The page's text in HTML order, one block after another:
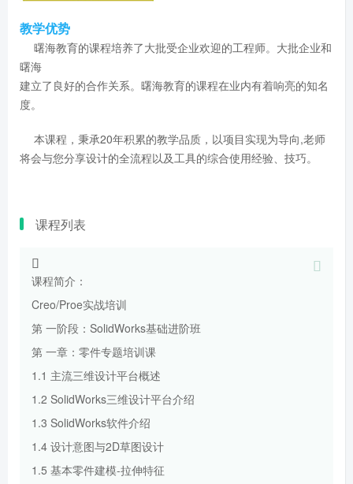
教学优势
曙海教育的课程培养了大批受企业欢迎的工程师。大批企业和
曙海
建立了良好的合作关系。曙海教育的课程在业内有着响亮的知名
度。
本课程，秉承20年积累的教学品质，以项目实现为导向,老师
将会与您分享设计的全流程以及工具的综合使用经验、技巧。
课程列表
课程简介：
Creo/Proe实战培训
第 一阶段：SolidWorks基础进阶班
第 一章：零件专题培训课
1.1 主流三维设计平台概述
1.2 SolidWorks三维设计平台介绍
1.3 SolidWorks软件介绍
1.4 设计意图与2D草图设计
1.5 基本零件建模-拉伸特征